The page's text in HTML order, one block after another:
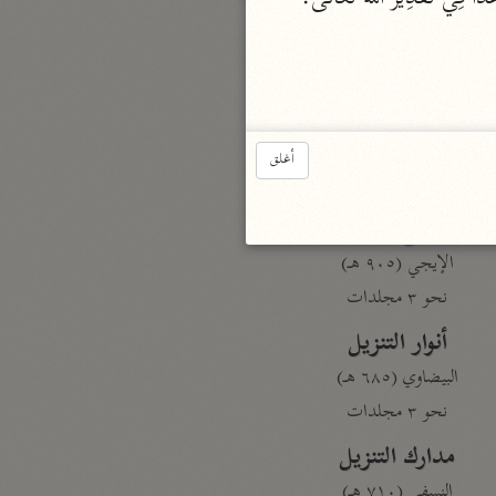
الإيجي (٩٠٥ هـ)
نحو ٣ مجلدات
أنوار التنزيل
البيضاوي (٦٨٥ هـ)
نحو ٣ مجلدات
مدارك التنزيل
أغلق